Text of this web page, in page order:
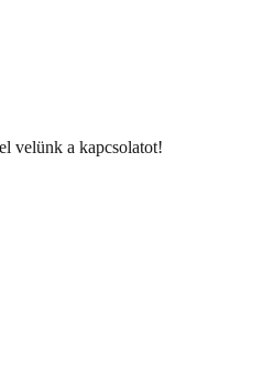
velünk a kapcsolatot!